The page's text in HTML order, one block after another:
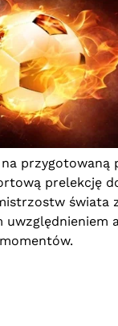
przygotowaną
prelekcję
świata
uwzględnieniem